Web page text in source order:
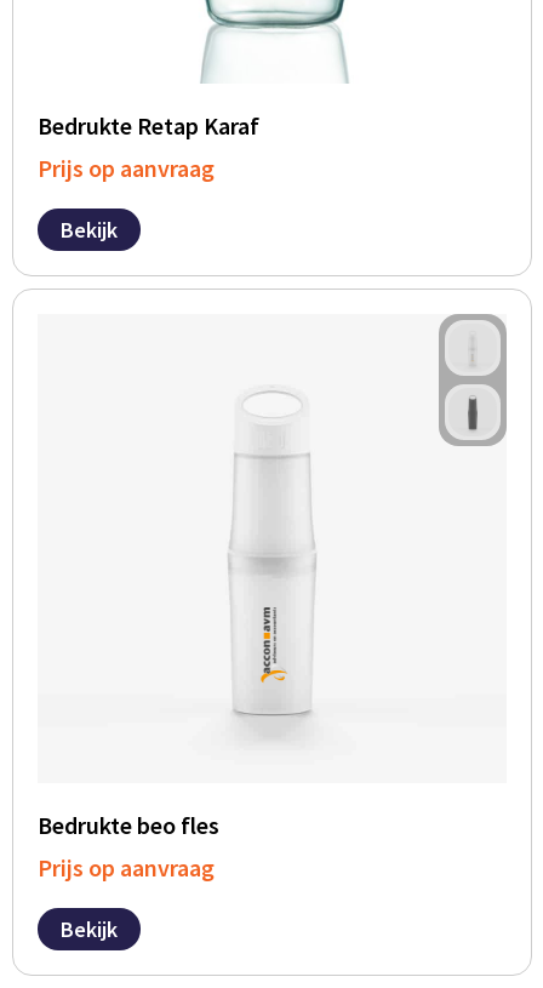
Bedrukte Retap Karaf
Prijs op aanvraag
Bekijk
Bedrukte beo fles
Prijs op aanvraag
Bekijk